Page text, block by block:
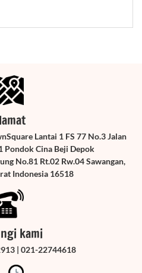
Lantai 1 FS 77 No.3 Jalan
Pondok Cina Beji Depok
No.81 Rt.02 Rw.04 Sawangan,
Indonesia 16518
kami
| 021-22744618